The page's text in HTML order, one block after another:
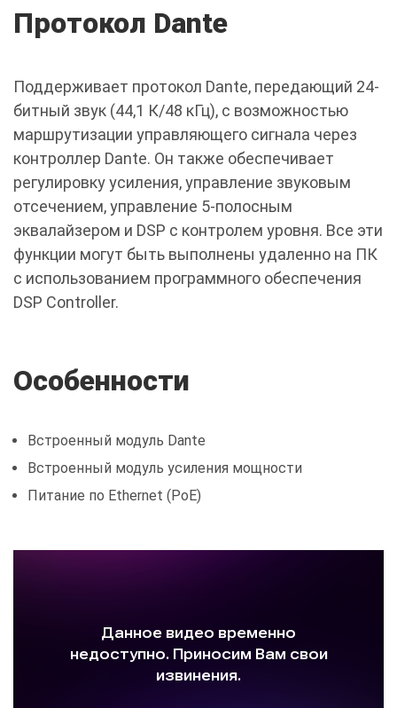
Протокол Dante
Поддерживает протокол Dante, передающий 24-
битный звук (44,1 К/48 кГц), с возможностью
маршрутизации управляющего сигнала через
контроллер Dante. Он также обеспечивает
регулировку усиления, управление звуковым
отсечением, управление 5-полосным
эквалайзером и DSP с контролем уровня. Все эти
функции могут быть выполнены удаленно на ПК
с использованием программного обеспечения
DSP Controller.
Особенности
Встроенный модуль Dante
Встроенный модуль усиления мощности
Питание по Ethernet (PoE)